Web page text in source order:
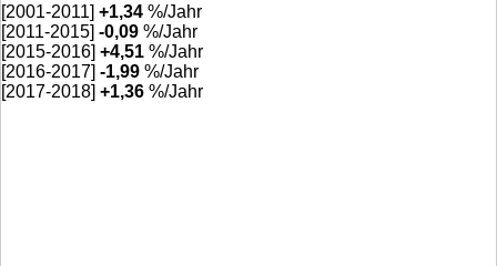
[2001-2011] +1,34 %/Jahr
[2011-2015] -0,09 %/Jahr
[2015-2016] +4,51 %/Jahr
[2016-2017] -1,99 %/Jahr
[2017-2018] +1,36 %/Jahr